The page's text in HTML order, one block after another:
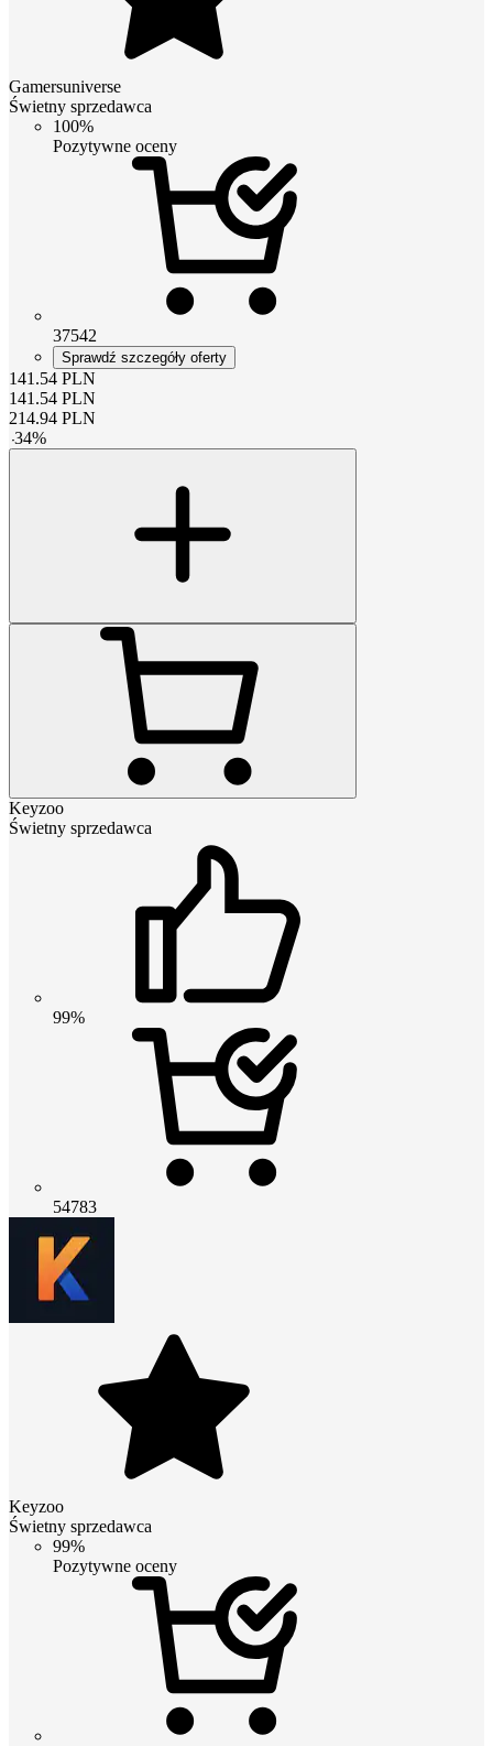
Gamersuniverse
Świetny sprzedawca
100%
Pozytywne oceny
37542
Sprawdź szczegóły oferty
141.54 PLN
141.54 PLN
214.94 PLN
-34%
Keyzoo
Świetny sprzedawca
99%
54783
Keyzoo
Świetny sprzedawca
99%
Pozytywne oceny